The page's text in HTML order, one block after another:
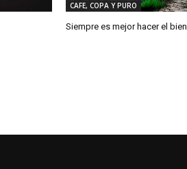
CAFE, COPA Y PURO
Siempre es mejor hacer el bien